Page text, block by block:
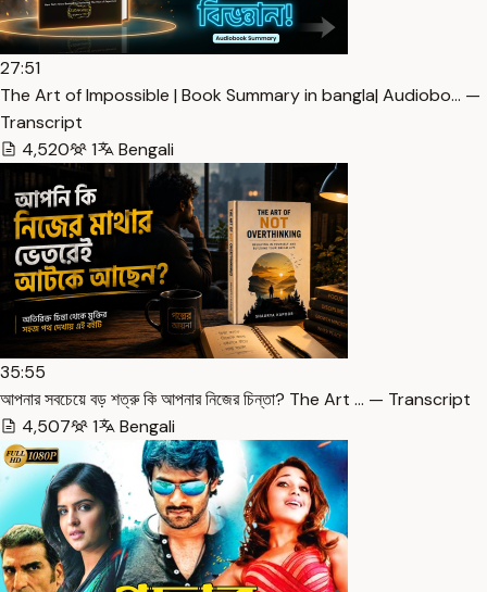
27:51
The Art of Impossible | Book Summary in bangla| Audiobo… —
Transcript
4,520
1 Bengali
35:55
আপনার সবচেয়ে বড় শত্রু কি আপনার নিজের চিন্তা? The Art … — Transcript
4,507
1 Bengali